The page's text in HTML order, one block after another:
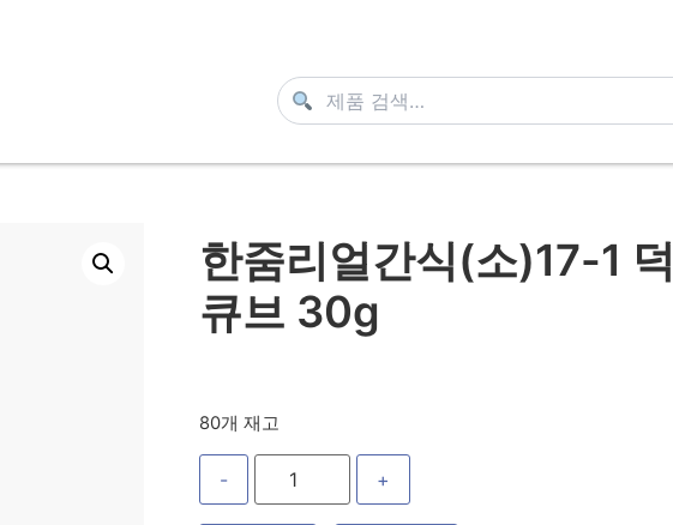
한줌리얼간식(소)17-1
큐브 30g
80개 재고
- +